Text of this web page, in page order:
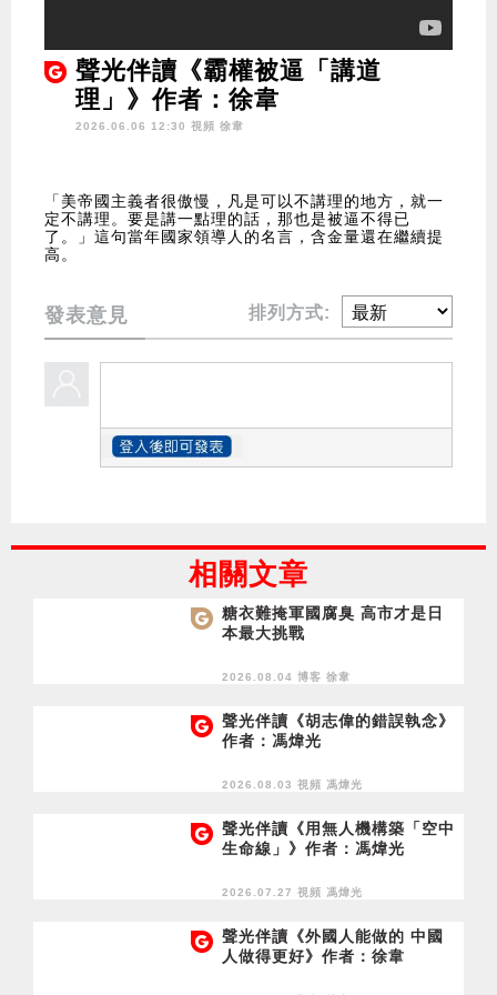
聲光伴讀《霸權被逼「講道
理」》作者：徐韋
2026.06.06 12:30 視頻 徐韋
「美帝國主義者很傲慢，凡是可以不講理的地方，就一
定不講理。要是講一點理的話，那也是被逼不得已
了。」這句當年國家領導人的名言，含金量還在繼續提
高。
發表意見 排列方式:
相關文章
糖衣難掩軍國腐臭 高市才是日
本最大挑戰
2026.08.04 博客 徐韋
聲光伴讀《胡志偉的錯誤執念》
作者：馮煒光
2026.08.03 視頻 馮煒光
聲光伴讀《用無人機構築「空中
生命線」》作者：馮煒光
2026.07.27 視頻 馮煒光
聲光伴讀《外國人能做的 中國
人做得更好》作者：徐韋